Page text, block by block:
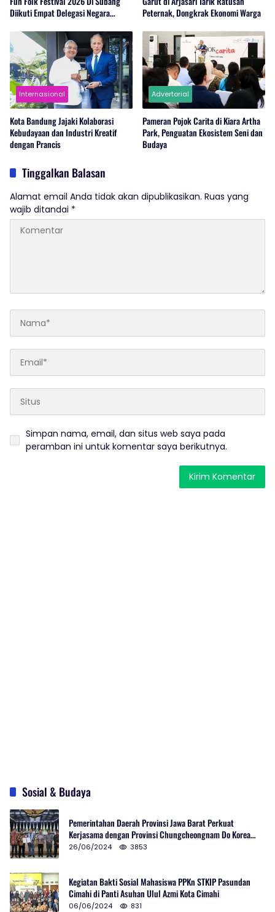
Diikuti Empat Delegasi Negara
Peternak, Dongkrak Ekonomi Warga
Internasional
Kota Bandung Jajaki Kolaborasi
Kebudayaan dan Industri Kreatif
dengan Prancis
Advertorial
Pameran Pojok Carita di Kiara Artha
Park, Penguatan Ekosistem Seni dan
Budaya
Tinggalkan Balasan
Alamat email Anda tidak akan dipublikasikan. Ruas yang
wajib ditandai *
Simpan nama, email, dan situs web saya pada
peramban ini untuk komentar saya berikutnya.
Sosial & Budaya
Pemerintahan Daerah Provinsi Jawa Barat Perkuat
Kerjasama dengan Provinsi Chungcheongnam Do Korea
Selatan
26/06/2024 3853
Kegiatan Bakti Sosial Mahasiswa PPKn STKIP Pasundan
Cimahi di Panti Asuhan Ulul Azmi Kota Cimahi
06/06/2024 831